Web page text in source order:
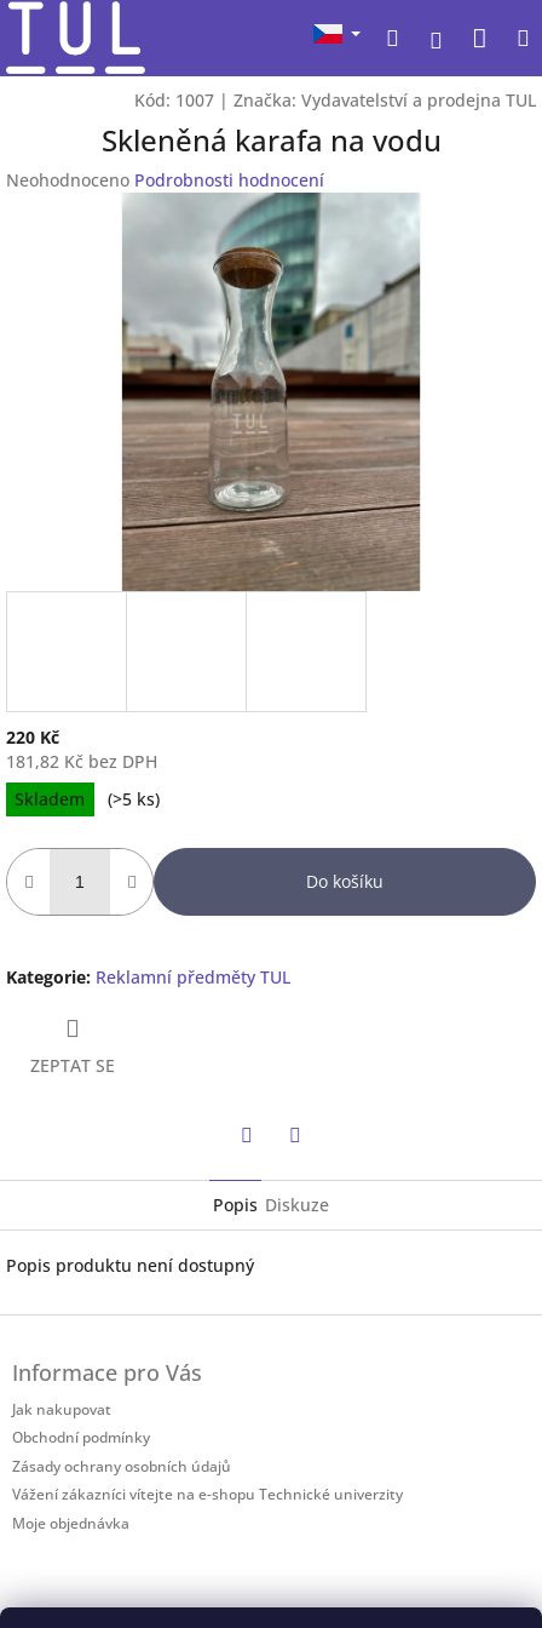
Přejít
obsah
Hledat
Kód: 1007 | Značka: Vydavatelství a prodejna TUL
Skleněná karafa na vodu
Průměrné
Neohodnoceno Podrobnosti hodnocení
220 Kč
181,82 Kč bez DPH
Měrná
cena:
Skladem (>5 ks)
Do košíku
Kategorie: Reklamní předměty TUL
ZEPTAT SE
Popis Diskuze
Popis produktu není dostupný
Z
Informace pro Vás
Jak nakupovat
Obchodní podmínky
Zásady ochrany osobních údajů
Vážení zákazníci vítejte na e-shopu Technické univerzity
Moje objednávka